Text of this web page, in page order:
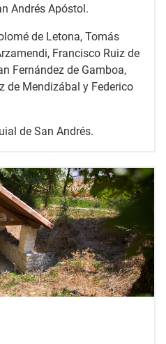
Andrés Apóstol.
de Letona, Tomás
Francisco Ruiz de
Fernández de Gamboa,
de Mendizábal y Federico
de San Andrés.